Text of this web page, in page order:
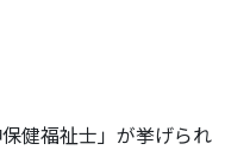
健福祉士」が挙げられ